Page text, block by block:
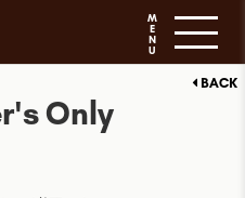
M
E
N
U
Only
BACK